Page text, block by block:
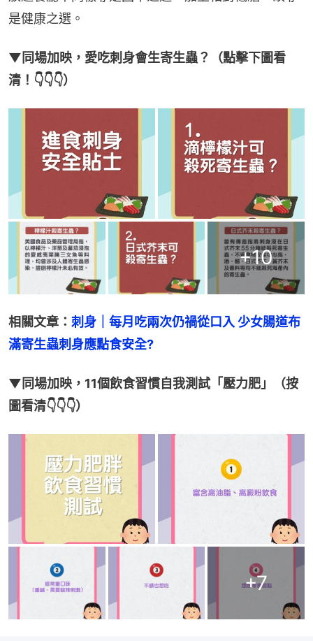
是健康之選。
▼同場加映，愛吃刺身會生寄生蟲？（點擊下圖看
清！👇👇👇）
+10
相關文章： 刺身｜每月吃兩次仍禍從口入 少女腸道布
滿寄生蟲刺身應點食安全?
▼同場加映，11個飲食習慣自我測試「壓力肥」（按
圖看清👇👇👇）
+7